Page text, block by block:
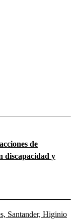
de
discapacidad y
Santander, Higinio